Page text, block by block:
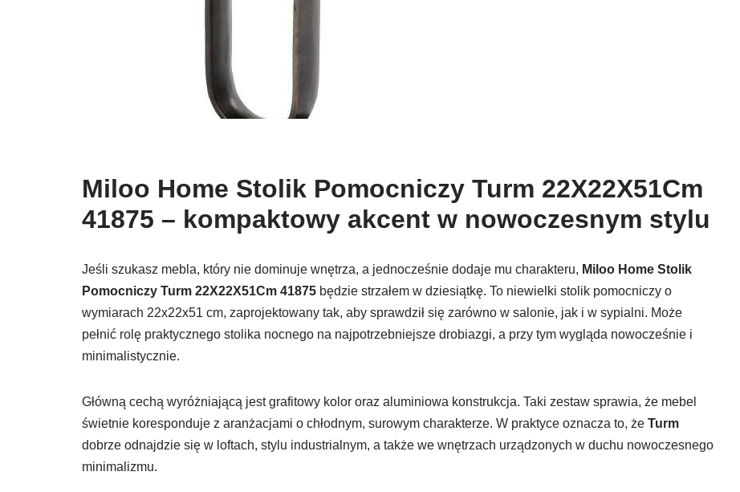
Miloo Home Stolik Pomocniczy Turm 22X22X51Cm
41875 – kompaktowy akcent w nowoczesnym stylu
Jeśli szukasz mebla, który nie dominuje wnętrza, a jednocześnie dodaje mu charakteru, Miloo Home Stolik
Pomocniczy Turm 22X22X51Cm 41875 będzie strzałem w dziesiątkę. To niewielki stolik pomocniczy o
wymiarach 22x22x51 cm, zaprojektowany tak, aby sprawdził się zarówno w salonie, jak i w sypialni. Może
pełnić rolę praktycznego stolika nocnego na najpotrzebniejsze drobiazgi, a przy tym wygląda nowocześnie i
minimalistycznie.
Główną cechą wyróżniającą jest grafitowy kolor oraz aluminiowa konstrukcja. Taki zestaw sprawia, że mebel
świetnie koresponduje z aranżacjami o chłodnym, surowym charakterze. W praktyce oznacza to, że Turm
dobrze odnajdzie się w loftach, stylu industrialnym, a także we wnętrzach urządzonych w duchu nowoczesnego
minimalizmu.